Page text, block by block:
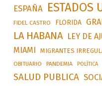
ESPAÑA ESTADOS
FIDEL CASTRO FLORIDA
LA HABANA LEY DE
MIAMI MIGRANTES
OBITUARIO PANDEMIA POLÍTICA
SALUD PUBLICA